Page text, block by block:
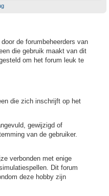
de forumbeheerders van
die gebruik maakt van dit
om het forum leuk te
die zich inschrijft op het
gewijzigd of
van de gebruiker.
verbonden met enige
Dit forum
deze hobby zijn